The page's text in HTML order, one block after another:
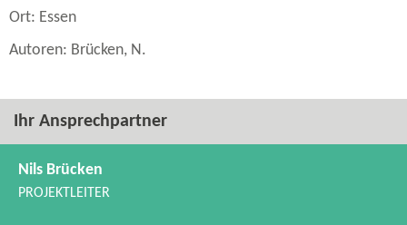
Ort: Essen
Autoren: Brücken, N.
Ihr Ansprechpartner
Nils Brücken
PROJEKTLEITER